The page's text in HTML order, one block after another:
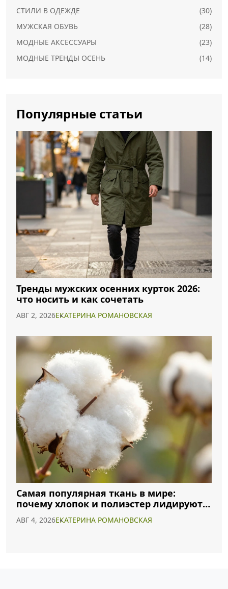
СТИЛИ В ОДЕЖДЕ
(30)
МУЖСКАЯ ОБУВЬ
(28)
МОДНЫЕ АКСЕССУАРЫ
(23)
МОДНЫЕ ТРЕНДЫ ОСЕНЬ
(14)
Популярные статьи
Тренды мужских осенних курток 2026:
что носить и как сочетать
АВГ 2, 2026ЕКАТЕРИНА РОМАНОВСКАЯ
Самая популярная ткань в мире:
почему хлопок и полиэстер лидируют в
АВГ 4, 2026ЕКАТЕРИНА РОМАНОВСКАЯ